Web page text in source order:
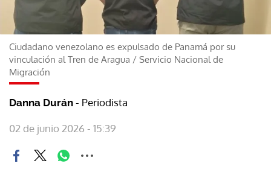
Ciudadano venezolano es expulsado de Panamá por su
vinculación al Tren de Aragua / Servicio Nacional de
Migración
Danna Durán - Periodista
02 de junio 2026 - 15:39